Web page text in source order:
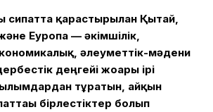
қарастырылған Қытай,
Еуропа — әкімшілік,
әлеуметтік-мәдени
деңгейі жоғары ірі
тұратын, айқын
бірлестіктер болып